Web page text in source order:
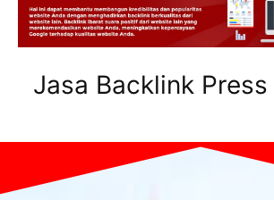
Jasa Backlink Press